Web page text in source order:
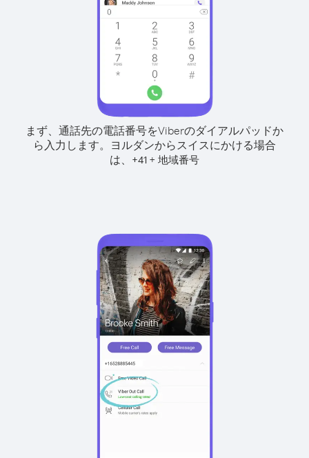
まず、通話先の電話番号をViberのダイアルパッドか
ら入力します。 ヨルダンからスイスにかける場合
は、 +41 + 地域番号